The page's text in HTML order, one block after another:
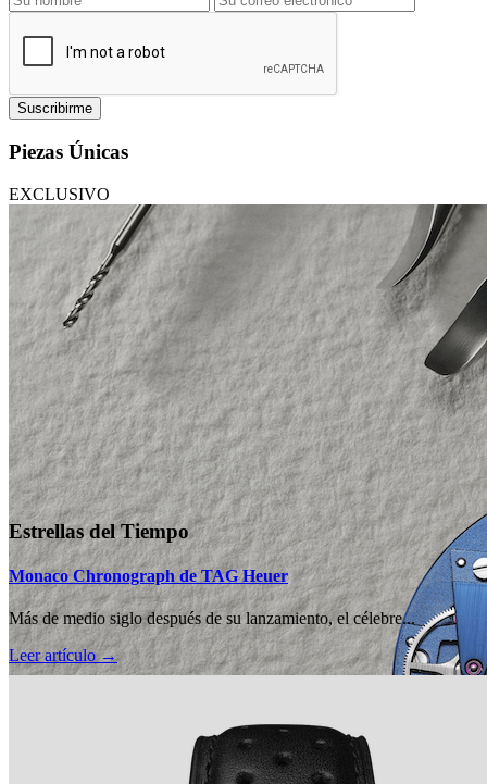
Suscribirme
Piezas Únicas
EXCLUSIVO
Estrellas del Tiempo
Monaco Chronograph de TAG Heuer
Más de medio siglo después de su lanzamiento, el célebre...
Leer artículo →